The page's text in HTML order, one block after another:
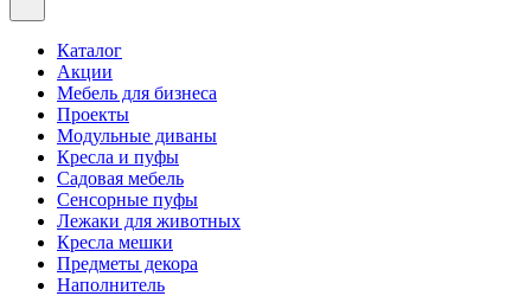
Каталог
Акции
Мебель для бизнеса
Проекты
Модульные диваны
Кресла и пуфы
Садовая мебель
Сенсорные пуфы
Лежаки для животных
Кресла мешки
Предметы декора
Наполнитель